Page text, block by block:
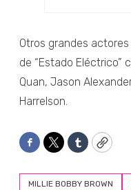
Otros grandes
de “Estado Eléctrico”
Quan, Jason
Harrelson.
Facebook
TwitterTumblrCopy
MILLIE BOBBY BROWN